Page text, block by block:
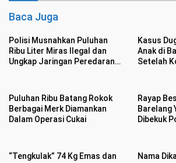
Baca Juga
Polisi Musnahkan Puluhan
Ribu Liter Miras Ilegal dan
Ungkap Jaringan Peredaran
Kasus
Anak di
Setelah
Puluhan Ribu Batang Rokok
Berbagai Merk Diamankan
Dalam Operasi Cukai
Rayap
Barelang
Dibekuk
“Tengkulak” 74 Kg Emas dan
Nama